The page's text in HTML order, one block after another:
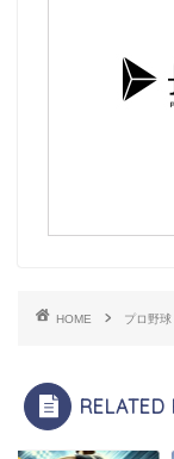
HOME プロ野球
RELATED